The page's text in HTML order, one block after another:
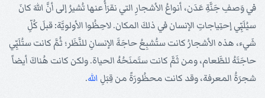
في وَصفِ جَنَّةِ عَدَن، أنواعُ الأشجارِ التي نقرَأُ عنها تُشيرُ إلى أنَّ اللهَ كانَ
سيُلَبِّي إحتِياجاتِ الإنسان في ذلكَ المكان. لاحِظُوا الأولويَّة: قبلَ كُلِّ
شَيء، هذه الأشجارُ كانت ستُشبِعُ حاجَةَ الإنسانِ للنَّظَر؛ ثُمَّ كانت ستُلَبِّي
حاجَتَهُ للطَّعام، ومن ثَمَّ كانت ستَمنَحُهُ الحياة. ولكن كانت هُناكَ أيضاً
شجرَةُ المعرفة، وقد كانت محظُورَةً من قِبَلِ الله.